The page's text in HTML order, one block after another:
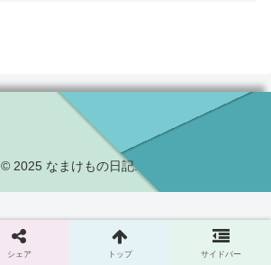
© 2025 なまけもの日記.
シェア トップ サイドバー